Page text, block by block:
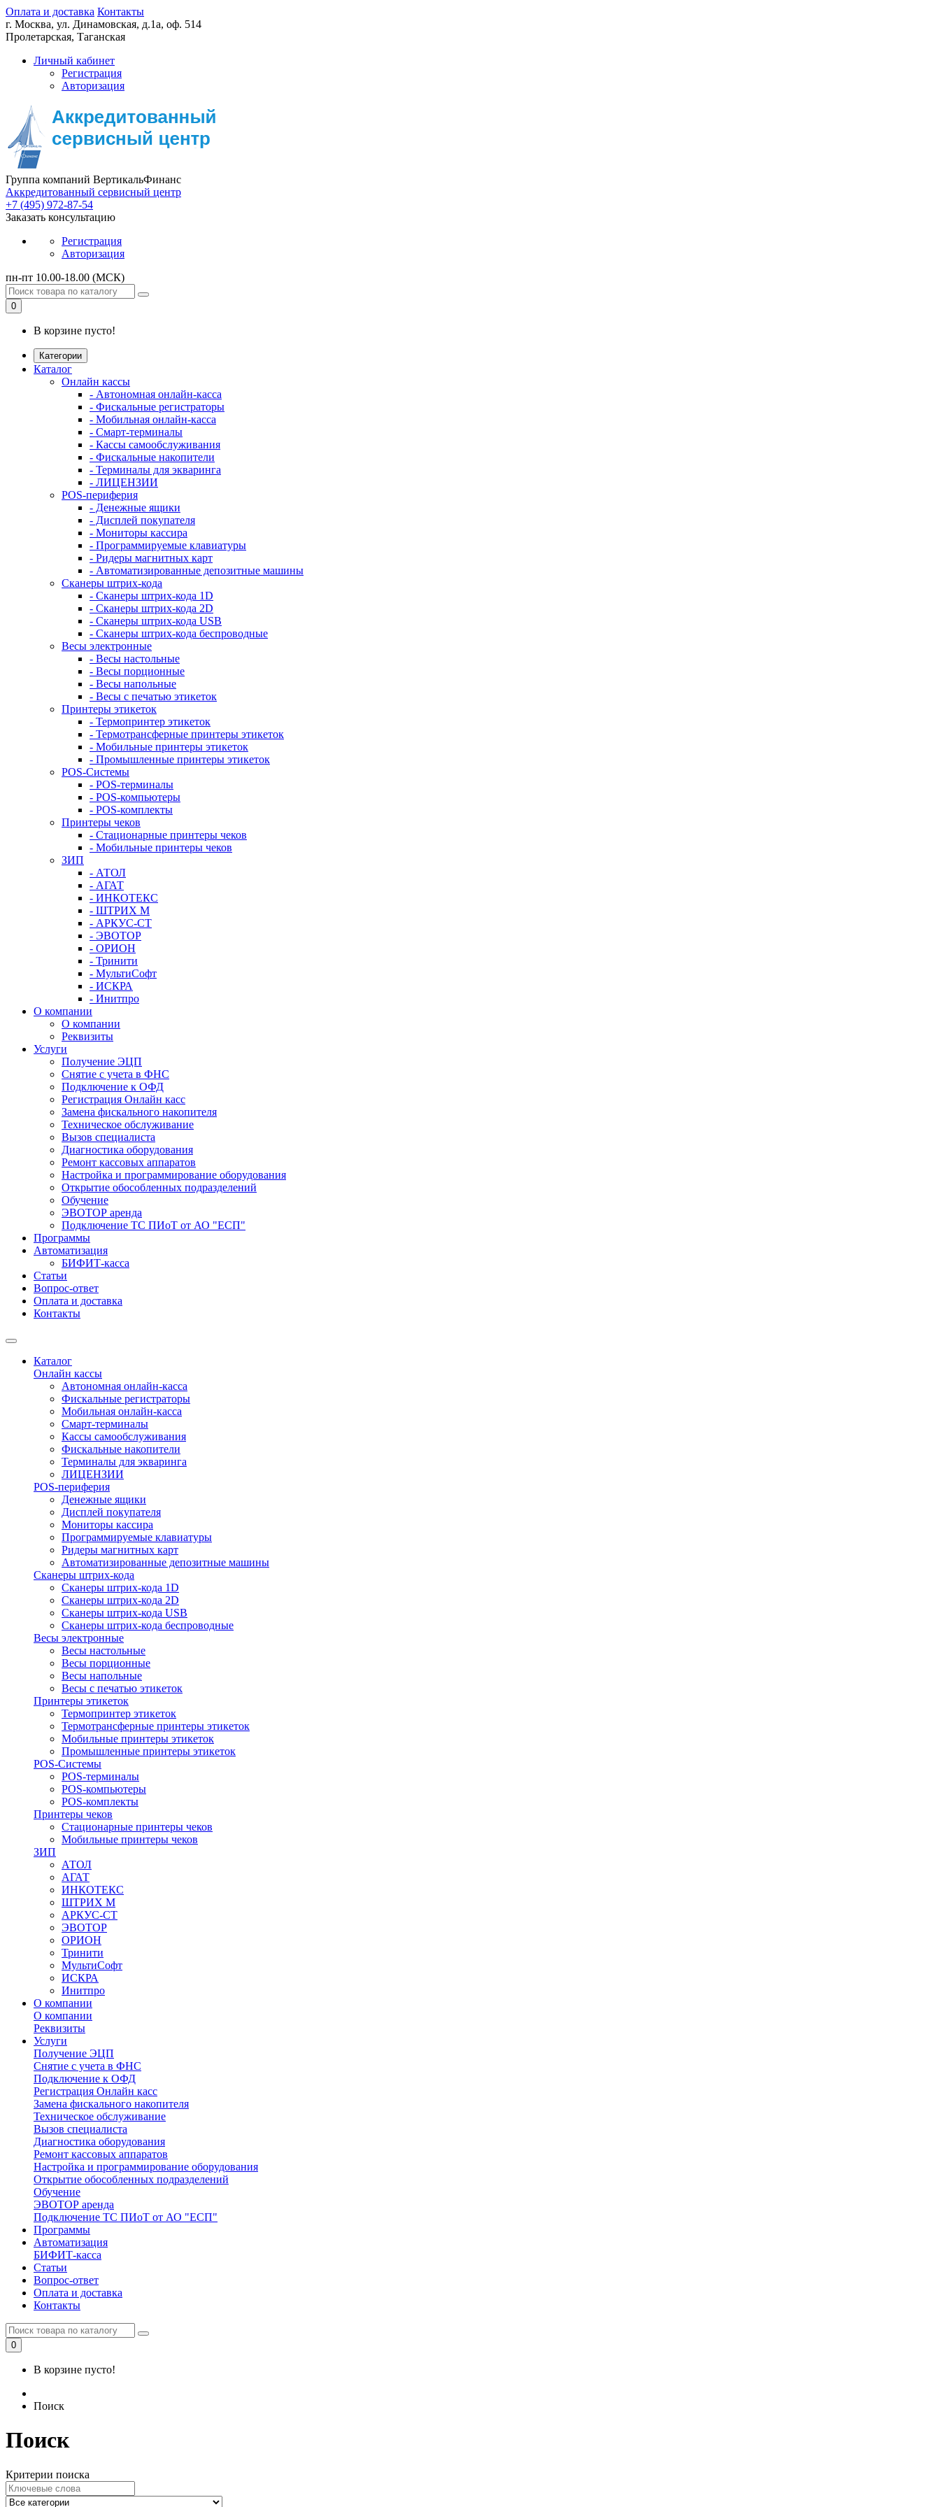
Оплата и доставка Контакты
г. Москва, ул. Динамовская, д.1а, оф. 514
Пролетарская, Таганская
Личный кабинет
Регистрация
Авторизация
Группа компаний ВертикальФинанс
Аккредитованный сервисный центр
+7 (495) 972-87-54
Заказать консультацию
Регистрация
Авторизация
пн-пт 10.00-18.00 (МСК)
0
В корзине пусто!
Категории
Каталог
Онлайн кассы
- Автономная онлайн-касса
- Фискальные регистраторы
- Мобильная онлайн-касса
- Смарт-терминалы
- Кассы самообслуживания
- Фискальные накопители
- Терминалы для экваринга
- ЛИЦЕНЗИИ
POS-периферия
- Денежные ящики
- Дисплей покупателя
- Мониторы кассира
- Программируемые клавиатуры
- Ридеры магнитных карт
- Автоматизированные депозитные машины
Сканеры штрих-кода
- Сканеры штрих-кода 1D
- Сканеры штрих-кода 2D
- Сканеры штрих-кода USB
- Сканеры штрих-кода беспроводные
Весы электронные
- Весы настольные
- Весы порционные
- Весы напольные
- Весы с печатью этикеток
Принтеры этикеток
- Термопринтер этикеток
- Термотрансферные принтеры этикеток
- Мобильные принтеры этикеток
- Промышленные принтеры этикеток
POS-Системы
- POS-терминалы
- POS-компьютеры
- POS-комплекты
Принтеры чеков
- Стационарные принтеры чеков
- Мобильные принтеры чеков
ЗИП
- АТОЛ
- АГАТ
- ИНКОТЕКС
- ШТРИХ М
- АРКУС-СТ
- ЭВОТОР
- ОРИОН
- Тринити
- МультиСофт
- ИСКРА
- Инитпро
О компании
О компании
Реквизиты
Услуги
Получение ЭЦП
Снятие с учета в ФНС
Подключение к ОФД
Регистрация Онлайн касс
Замена фискального накопителя
Техническое обслуживание
Вызов специалиста
Диагностика оборудования
Ремонт кассовых аппаратов
Настройка и программирование оборудования
Открытие обособленных подразделений
Обучение
ЭВОТОР аренда
Подключение ТС ПИоТ от АО "ЕСП"
Программы
Автоматизация
БИФИТ-касса
Статьи
Вопрос-ответ
Оплата и доставка
Контакты
Каталог
Онлайн кассы
Автономная онлайн-касса
Фискальные регистраторы
Мобильная онлайн-касса
Смарт-терминалы
Кассы самообслуживания
Фискальные накопители
Терминалы для экваринга
ЛИЦЕНЗИИ
POS-периферия
Денежные ящики
Дисплей покупателя
Мониторы кассира
Программируемые клавиатуры
Ридеры магнитных карт
Автоматизированные депозитные машины
Сканеры штрих-кода
Сканеры штрих-кода 1D
Сканеры штрих-кода 2D
Сканеры штрих-кода USB
Сканеры штрих-кода беспроводные
Весы электронные
Весы настольные
Весы порционные
Весы напольные
Весы с печатью этикеток
Принтеры этикеток
Термопринтер этикеток
Термотрансферные принтеры этикеток
Мобильные принтеры этикеток
Промышленные принтеры этикеток
POS-Системы
POS-терминалы
POS-компьютеры
POS-комплекты
Принтеры чеков
Стационарные принтеры чеков
Мобильные принтеры чеков
ЗИП
АТОЛ
АГАТ
ИНКОТЕКС
ШТРИХ М
АРКУС-СТ
ЭВОТОР
ОРИОН
Тринити
МультиСофт
ИСКРА
Инитпро
О компании
О компании
Реквизиты
Услуги
Получение ЭЦП
Снятие с учета в ФНС
Подключение к ОФД
Регистрация Онлайн касс
Замена фискального накопителя
Техническое обслуживание
Вызов специалиста
Диагностика оборудования
Ремонт кассовых аппаратов
Настройка и программирование оборудования
Открытие обособленных подразделений
Обучение
ЭВОТОР аренда
Подключение ТС ПИоТ от АО "ЕСП"
Программы
Автоматизация
БИФИТ-касса
Статьи
Вопрос-ответ
Оплата и доставка
Контакты
0
В корзине пусто!
Поиск
Поиск
Критерии поиска